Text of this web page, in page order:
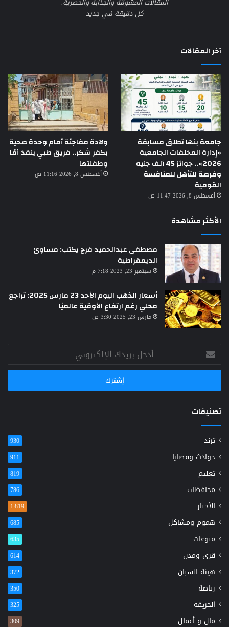
كل دقيقة في جديد
آخر المقالات
جامعة بنها تطلق مسابقة
«إدارة المخلفات الجامعية
2026».. جوائز 45 ألف جنيه
وفرصة للتأهل للمنافسة
القومية
أغسطس 8, 2026 11:47 ص
ولادة مفاجئة أمام وحدة صحية
بكفر شكر.. فريق طبي ينقذ أمًا
وطفلتها
أغسطس 8, 2026 11:16 ص
الأكثر مشاهدة
مصطفى عبدالحميد فرج يكتب: مساوئ
الديمقراطية
سبتمبر 23, 2023 7:18 م
أسعار الذهب اليوم الأحد 23 مارس 2025: تراجع
محلي رغم ارتفاع الأوقية عالميًا
مارس 23, 2025 3:30 ص
أدخل
بريدك
الإلكتروني
تصنيفات
ترند 930
حوادث وقضايا 911
تعليم 819
محافظات 786
الأخبار 1٬819
هموم ومشاكل 685
منوعات 635
قرى ومدن 614
هيئة الشبان 372
رياضة 350
الحريفة 325
مال و أعمال 309